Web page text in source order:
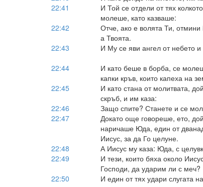
22:41
И Той се отдели от тях
молеше, като казваше:
22:42
Отче, ако е волята Ти,
а Твоята.
22:43
И Му се яви ангел от небето
22:44
И като беше в борба, се
капки кръв, които капеха на
22:45
И като стана от молитвата,
скръб, и им каза:
22:46
Защо спите? Станете и се
22:47
Докато още говореше, ето,
наричаше Юда, един от
Иисус, за да Го целуне.
22:48
А Иисус му каза: Юда, с
22:49
И тези, които бяха около
Господи, да ударим ли с меч?
22:50
И един от тях удари слугата